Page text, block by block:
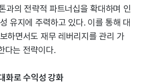
과의 전략적 파트너십을 확대하며 인
유지에 주력하고 있다. 이를 통해 대
하면서도 재무 레버리지를 관리 가
다는 전략이다.
화로 수익성 강화